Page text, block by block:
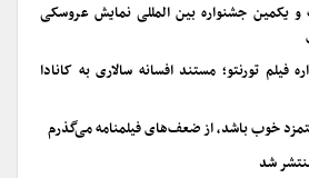
و یکمین جشنواره بین المللی نمایش عروسکی
فیلم تورنتو؛ مستند افسانه سالاری به کانادا
خوب باشد، از ضعف‌های فیلمنامه می‌گذرم
شد